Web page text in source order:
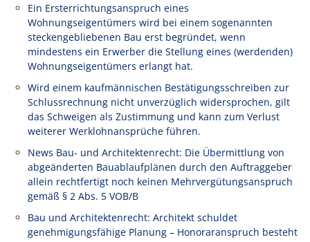
Ein Ersterrichtungsanspruch eines
Wohnungseigentümers wird bei einem sogenannten
steckengebliebenen Bau erst begründet, wenn
mindestens ein Erwerber die Stellung eines (werdenden)
Wohnungseigentümers erlangt hat.
Wird einem kaufmännischen Bestätigungsschreiben zur
Schlussrechnung nicht unverzüglich widersprochen, gilt
das Schweigen als Zustimmung und kann zum Verlust
weiterer Werklohnansprüche führen.
News Bau- und Architektenrecht: Die Übermittlung von
abgeänderten Bauablaufplänen durch den Auftraggeber
allein rechtfertigt noch keinen Mehrvergütungsanspruch
gemäß § 2 Abs. 5 VOB/B
Bau und Architektenrecht: Architekt schuldet
genehmigungsfähige Planung – Honoraranspruch besteht